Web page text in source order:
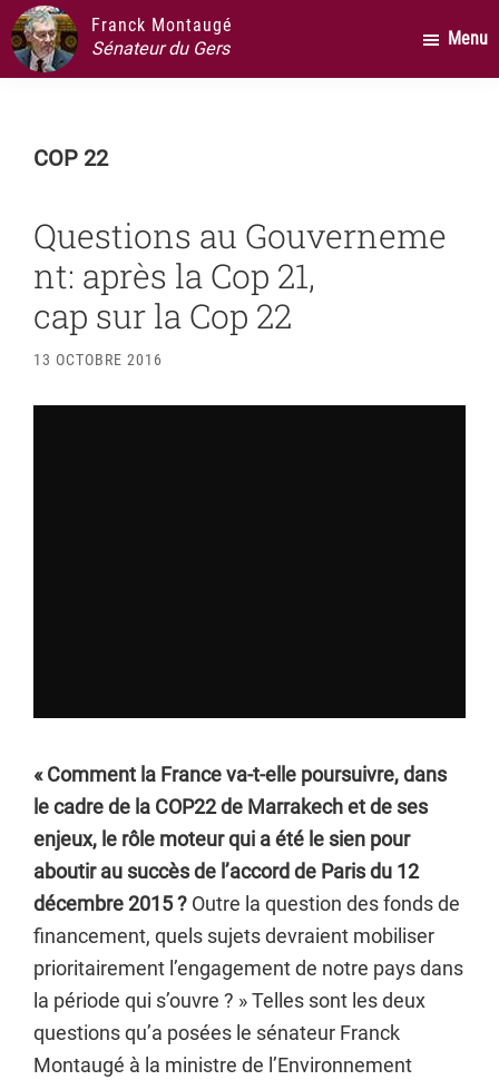
Passer
au
contenu
Passer
la
latérale
Passer
au
pied
page
Franck Montaugé
Sénateur du Gers
Menu
COP 22
Questions au Gouverneme
nt: après la Cop 21,
cap sur la Cop 22
13 OCTOBRE 2016
« Comment la France va-t-elle poursuivre, dans
le cadre de la COP22 de Marrakech et de ses
enjeux, le rôle moteur qui a été le sien pour
aboutir au succès de l’accord de Paris du 12
décembre 2015 ? Outre la question des fonds de
financement, quels sujets devraient mobiliser
prioritairement l’engagement de notre pays dans
la période qui s’ouvre ? » Telles sont les deux
questions qu’a posées le sénateur Franck
Montaugé à la ministre de l’Environnement